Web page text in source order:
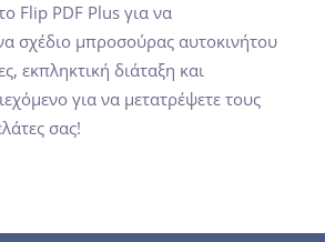
Flip PDF Plus για να
σχέδιο μπροσούρας αυτοκινήτου
εκπληκτική διάταξη και
για να μετατρέψετε τους
σας!